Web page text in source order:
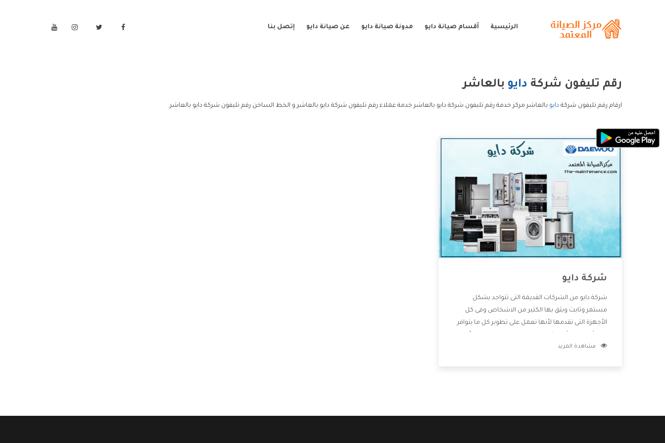
الرئيسية أقسام صيانة دايو مدونة صيانة دايو عن صيانة دايو إتصل بنا
رقم تليفون شركة دايو بالعاشر
ارقام رقم تليفون شركة دايو بالعاشر مركز خدمة رقم تليفون شركة دايو بالعاشر خدمة عملاء رقم تليفون شركة دايو بالعاشر و الخط الساخن رقم تليفون شركة دايو بالعاشر.
شركة دايو
شركة دايو من الشركات القديمة التى تتواجد بشكل
مستمر وثابت ويثق بها الكثير من الاشخاص وفى كل
الأجهزة التى تقدمها لأنها تعمل على تطوير كل ما يتوافر
خدمات ما بعد البيع مع المنتجات وتقدم للعملاء أقوى
مشاهدة المزيد